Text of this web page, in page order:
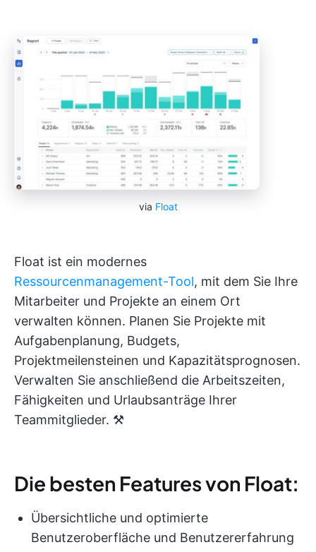
via Float
Float ist ein modernes
Ressourcenmanagement-Tool, mit dem Sie Ihre
Mitarbeiter und Projekte an einem Ort
verwalten können. Planen Sie Projekte mit
Aufgabenplanung, Budgets,
Projektmeilensteinen und Kapazitätsprognosen.
Verwalten Sie anschließend die Arbeitszeiten,
Fähigkeiten und Urlaubsanträge Ihrer
Teammitglieder. ⚒️
Die besten Features von Float:
Übersichtliche und optimierte
Benutzeroberfläche und Benutzererfahrung